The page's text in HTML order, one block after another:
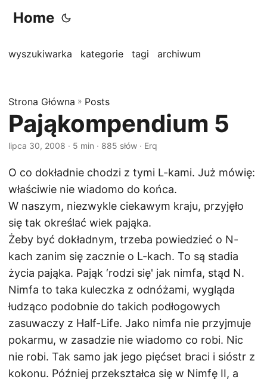
Home
wyszukiwarka kategorie tagi archiwum
Strona Główna » Posts
Pająkompendium 5
lipca 30, 2008 · 5 min · 885 słów · Erq
O co dokładnie chodzi z tymi L-kami. Już mówię:
właściwie nie wiadomo do końca.
W naszym, niezwykle ciekawym kraju, przyjęło
się tak określać wiek pająka.
Żeby być dokładnym, trzeba powiedzieć o N-
kach zanim się zacznie o L-kach. To są stadia
życia pająka. Pająk ‘rodzi się' jak nimfa, stąd N.
Nimfa to taka kuleczka z odnóżami, wygląda
łudząco podobnie do takich podłogowych
zasuwaczy z Half-Life. Jako nimfa nie przyjmuje
pokarmu, w zasadzie nie wiadomo co robi. Nic
nie robi. Tak samo jak jego pięćset braci i sióstr z
kokonu. Później przekształca się w Nimfę II, a